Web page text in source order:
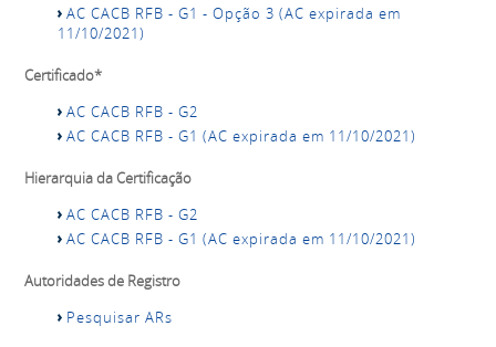
AC CACB RFB - G1 - Opção 3 (AC expirada em
11/10/2021)
Certificado*
AC CACB RFB - G2
AC CACB RFB - G1 (AC expirada em 11/10/2021)
Hierarquia da Certificação
AC CACB RFB - G2
AC CACB RFB - G1 (AC expirada em 11/10/2021)
Autoridades de Registro
Pesquisar ARs